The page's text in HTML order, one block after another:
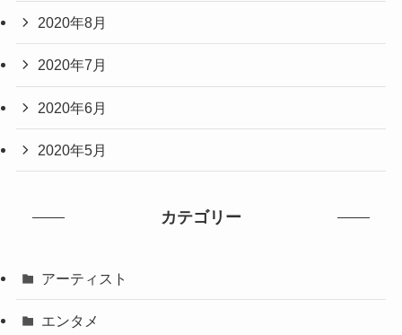
2020年8月
2020年7月
2020年6月
2020年5月
カテゴリー
アーティスト
エンタメ